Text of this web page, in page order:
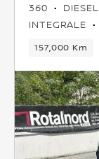
360 DIESEL
INTEGRALE
157,000 Km